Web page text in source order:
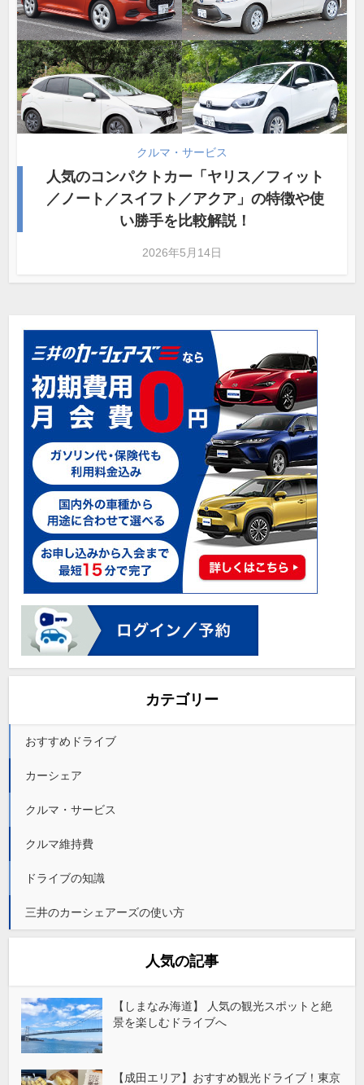
クルマ・サービス
人気のコンパクトカー「ヤリス／フィット
／ノート／スイフト／アクア」の特徴や使
い勝手を比較解説！
2026年5月14日
カテゴリー
おすすめドライブ
カーシェア
クルマ・サービス
クルマ維持費
ドライブの知識
三井のカーシェアーズの使い方
人気の記事
【しまなみ海道】 人気の観光スポットと絶
景を楽しむドライブへ
【成田エリア】おすすめ観光ドライブ！東京